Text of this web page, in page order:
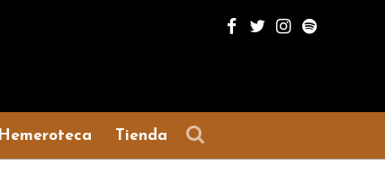
Hemeroteca Tienda